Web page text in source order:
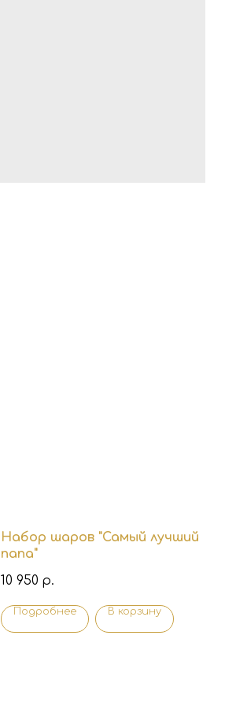
Набор шаров "Самый лучший
папа"
10 950 р.
Подробнее В корзину